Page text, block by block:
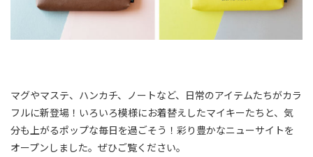
マグやマステ、ハンカチ、ノートなど、日常のアイテムたちがカラ
フルに新登場！いろいろ模様にお着替えしたマイキーたちと、気
分も上がるポップな毎日を過ごそう！彩り豊かなニューサイトを
オープンしました。ぜひご覧ください。